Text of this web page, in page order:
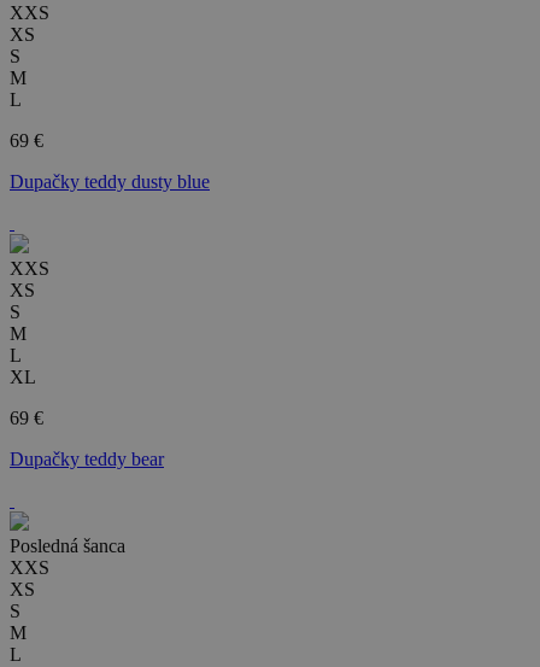
XXS
XS
S
M
L
69 €
Dupačky teddy dusty blue
XXS
XS
S
M
L
XL
69 €
Dupačky teddy bear
Posledná šanca
XXS
XS
S
M
L